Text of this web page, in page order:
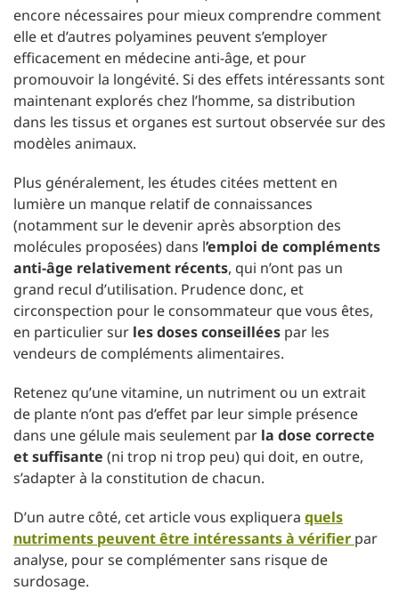
encore nécessaires pour mieux comprendre comment
elle et d’autres polyamines peuvent s’employer
efficacement en médecine anti-âge, et pour
promouvoir la longévité. Si des effets intéressants sont
maintenant explorés chez l’homme, sa distribution
dans les tissus et organes est surtout observée sur des
modèles animaux.
Plus généralement, les études citées mettent en
lumière un manque relatif de connaissances
(notamment sur le devenir après absorption des
molécules proposées) dans l’emploi de compléments
anti-âge relativement récents, qui n’ont pas un
grand recul d’utilisation. Prudence donc, et
circonspection pour le consommateur que vous êtes,
en particulier sur les doses conseilléespar les
vendeurs de compléments alimentaires.
Retenez qu’une vitamine, un nutriment ou un extrait
de plante n’ont pas d’effet par leur simple présence
dans une gélule mais seulement par la dose correcte
et suffisante (ni trop ni trop peu) qui doit, en outre,
s’adapter à la constitution de chacun.
D’un autre côté, cet article vous expliquera quels
nutriments peuvent être intéressants à vérifier par
analyse, pour se complémenter sans risque de
surdosage.